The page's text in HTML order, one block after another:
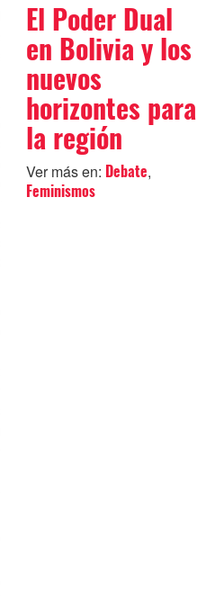
El Poder Dual
en Bolivia y los
nuevos
horizontes para
la región
Ver más en: Debate,
Feminismos